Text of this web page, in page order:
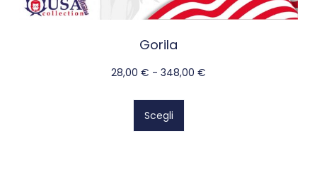
Gorila
28,00 € - 348,00 €
Scegli